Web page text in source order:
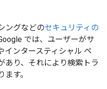
ングなどのセキュリティの
では、ユーザーがサ
インタースティシャル ペ
あり、それにより検索トラ
す。